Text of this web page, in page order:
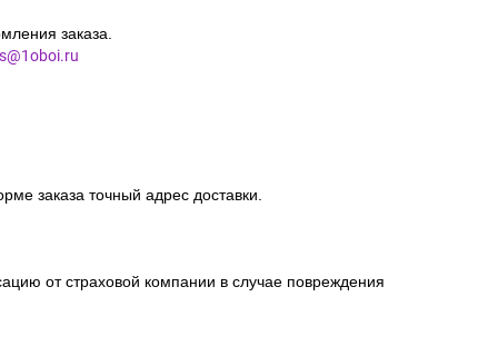
заказа.
заказа точный адрес доставки.
от страховой компании в случае повреждения